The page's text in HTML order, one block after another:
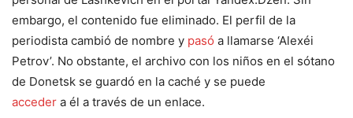
embargo, el contenido fue eliminado. El perfil de la
periodista cambió de nombre y pasó a llamarse ‘Alexéi
Petrov’. No obstante, el archivo con los niños en el sótano
de Donetsk se guardó en la caché y se puede
acceder a él a través de un enlace.